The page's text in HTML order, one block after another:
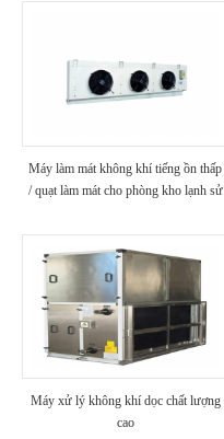
Máy làm mát không khí tiếng ồn thấp
/ quạt làm mát cho phòng kho lạnh sử
Máy xử lý không khí dọc chất lượng
cao